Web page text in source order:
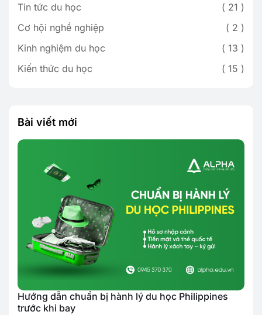
Tin tức du học
21
Cơ hội nghề nghiệp
2
Kinh nghiệm du học
13
Kiến thức du học
15
Bài viết mới
Hướng dẫn chuẩn bị hành lý du học Philippines
trước khi bay